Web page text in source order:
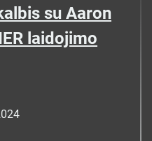
su Aaron
laidojimo